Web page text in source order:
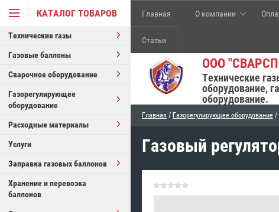
КАТАЛОГ ТОВАРОВ
Технические газы
Газовые баллоны
Сварочное оборудование
Газорегулирующее
оборудование
Расходные материалы
Услуги
Заправка газовых баллонов
Хранение и перевозка
баллонов
Главная О компании
Статьи
ООО
Технические
оборудование,
оборудование.
Главная / Газорегулирующее оборудование /
Газовый